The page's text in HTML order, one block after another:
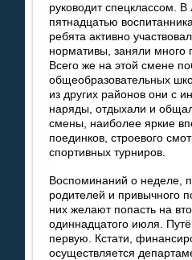
руководит спецклассом.
пятнадцатью
ребята активно
нормативы, заняли много
Всего же на этой смене
общеобразовательных
из других районов они с
наряды, отдыхали и
смены, наиболее яркие
поединков, строевого
спортивных турниров.
Воспоминаний о неделе,
родителей и привычного
них желают попасть на
одиннадцатого июля.
первую. Кстати,
осуществляется